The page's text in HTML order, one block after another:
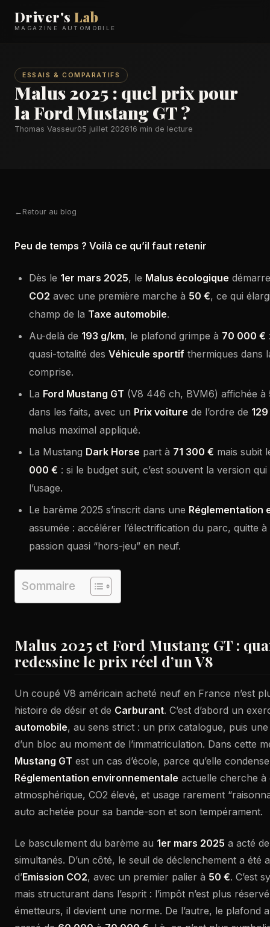
Driver'sLab
MAGAZINE AUTOMOBILE
ESSAIS & COMPARATIFS
Malus 2025 : quel prix pour
la Ford Mustang GT ?
Thomas Vasseur05 juillet 202616 min de lecture
Retour au blog
Peu de temps ? Voilà ce qu’il faut retenir
Dès le 1er mars 2025, le Malus écologique
CO2 avec une première marche à 50 €, ce qui
champ de la Taxe automobile.
Au-delà de 193 g/km, le plafond grimpe à 70 000 €
quasi-totalité des Véhicule sportif thermiques dans
comprise.
La Ford Mustang GT (V8 446 ch, BVM6) affichée à
dans les faits, avec un Prix voiture de l’ordre de
malus maximal appliqué.
La Mustang Dark Horse part à 71 300 € mais subit
000 € : si le budget suit, c’est souvent la version
l’usage.
Le barème 2025 s’inscrit dans une Réglementation
assumée : accélérer l’électrification du parc, quitte
passion quasi “hors-jeu” en neuf.
Sommaire
Malus 2025 et Ford Mustang GT :
redessine le prix réel d’un V8
Un coupé V8 américain acheté neuf en France n’est
histoire de désir et de Carburant. C’est d’abord un
automobile, au sens strict : un prix catalogue, puis
d’un bloc au moment de l’immatriculation. Dans cette
Mustang GT est un cas d’école, parce qu’elle
Réglementation environnementale actuelle cherche
atmosphérique, CO2 élevé, et usage rarement
auto achetée pour sa bande-son et son tempérament.
Le basculement du barème au 1er mars 2025 a acté
simultanés. D’un côté, le seuil de déclenchement a été
d’Emission CO2, avec un premier palier à 50 €. C’est
mais structurant dans l’esprit : l’impôt n’est plus
émetteurs, il devient une norme. De l’autre, le plafond